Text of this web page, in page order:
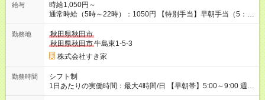
給与
時給1,050円～
通常時給（5時～22時）：1050円 【特別手当】早朝手当（5：
00-9：00）時給+150円 【試用期間】試用期間あり 試用期間の
長さ：1ヶ月 雇用形態、給与は本採用時と同じです。 試用期間
の実態は30日（※条件変更なし）ですが、切り上げで一ヶ月と
させていただきます。 研修制度あり：15時間(研修中も同時給）
勤務地
秋田県秋田市
秋田県秋田市牛島東1-5-3
株式会社すき家
勤務時間
シフト制
1日あたりの実働時間：最大4時間/日 【早朝帯】5:00～9:00 週2
日～・1日2h～OK◎ 勤務時間や曜日はご相談ください。